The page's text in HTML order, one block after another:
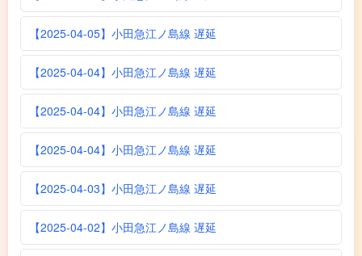
【2025-04-05】小田急江ノ島線 遅延
【2025-04-04】小田急江ノ島線 遅延
【2025-04-04】小田急江ノ島線 遅延
【2025-04-04】小田急江ノ島線 遅延
【2025-04-03】小田急江ノ島線 遅延
【2025-04-02】小田急江ノ島線 遅延